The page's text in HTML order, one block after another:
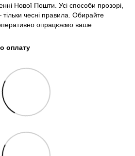
Нової Пошти. Усі способи прозорі,
чесні правила. Обирайте
опрацюємо ваше
оплату